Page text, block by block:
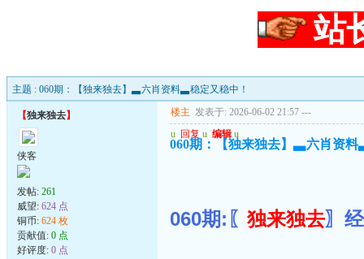
站
主题 : 060期：【独来独去】▃六肖资料▃稳定又稳中！
【独来独去】
侠客
发帖: 261
威望: 624 点
铜币: 624 枚
贡献值: 0 点
好评度: 0 点
楼主 发表于: 2026-06-02 21:57 ---
u 回复 u 编辑 u
060期：【独来独去】▃六肖资
060期:〖 独来独去〗